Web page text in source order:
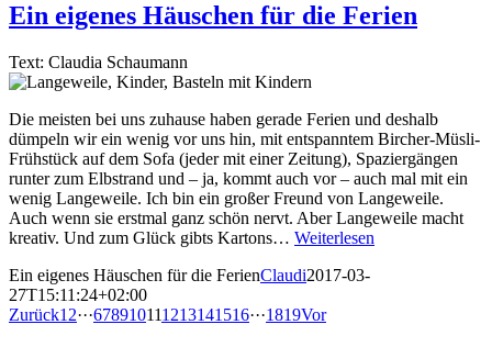
Ein eigenes Häuschen für die Ferien
Text: Claudia Schaumann
Die meisten bei uns zuhause haben gerade Ferien und deshalb
dümpeln wir ein wenig vor uns hin, mit entspanntem Bircher-Müsli-
Frühstück auf dem Sofa (jeder mit einer Zeitung), Spaziergängen
runter zum Elbstrand und – ja, kommt auch vor – auch mal mit ein
wenig Langeweile. Ich bin ein großer Freund von Langeweile.
Auch wenn sie erstmal ganz schön nervt. Aber Langeweile macht
kreativ. Und zum Glück gibts Kartons… Weiterlesen
Ein eigenes Häuschen für die FerienClaudi2017-03-
27T15:11:24+02:00
Zurück1 2···678910111213141516···1819Vor